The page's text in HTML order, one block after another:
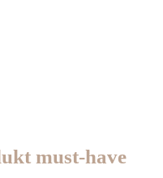
must-have